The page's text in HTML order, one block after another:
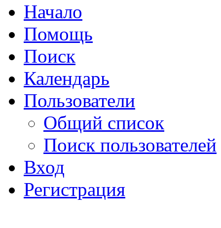
Начало
Помощь
Поиск
Календарь
Пользователи
Общий список
Поиск пользователей
Вход
Регистрация